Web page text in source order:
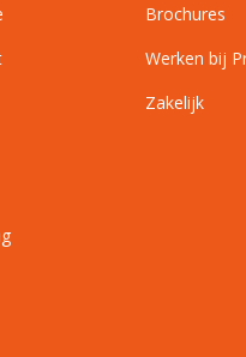
Brochures
Werken bij
Zakelijk